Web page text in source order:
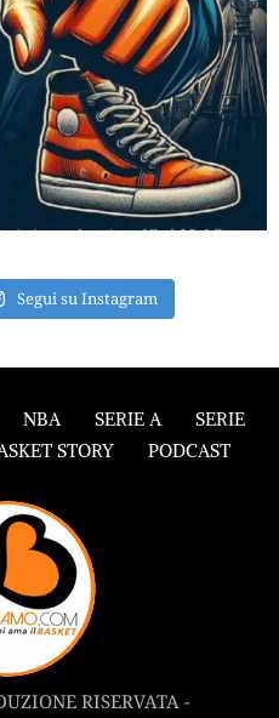
Segui su Instagram
NBA SERIE A
SERIE
STORY PODCAST
RISERVATA -